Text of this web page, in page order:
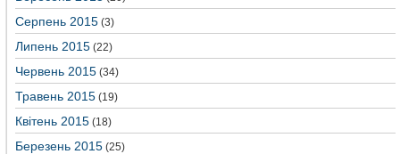
Серпень 2015 (3)
Липень 2015 (22)
Червень 2015 (34)
Травень 2015 (19)
Квітень 2015 (18)
Березень 2015 (25)